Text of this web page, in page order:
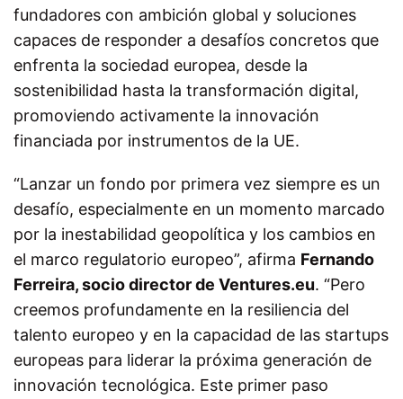
fundadores con ambición global y soluciones
capaces de responder a desafíos concretos que
enfrenta la sociedad europea, desde la
sostenibilidad hasta la transformación digital,
promoviendo activamente la innovación
financiada por instrumentos de la UE.
“Lanzar un fondo por primera vez siempre es un
desafío, especialmente en un momento marcado
por la inestabilidad geopolítica y los cambios en
el marco regulatorio europeo”, afirma Fernando
Ferreira, socio director de Ventures.eu. “Pero
creemos profundamente en la resiliencia del
talento europeo y en la capacidad de las startups
europeas para liderar la próxima generación de
innovación tecnológica. Este primer paso